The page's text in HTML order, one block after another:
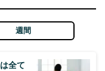
週間
全て